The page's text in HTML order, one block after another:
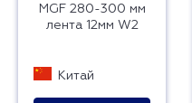
MGF 280-300 мм
лента 12мм W2
Китай